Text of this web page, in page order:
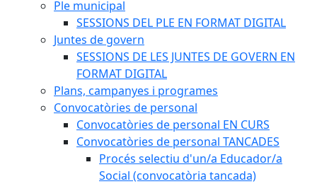
Ple municipal
SESSIONS DEL PLE EN FORMAT DIGITAL
Juntes de govern
SESSIONS DE LES JUNTES DE GOVERN EN
FORMAT DIGITAL
Plans, campanyes i programes
Convocatòries de personal
Convocatòries de personal EN CURS
Convocatòries de personal TANCADES
Procés selectiu d'un/a Educador/a
Social (convocatòria tancada)